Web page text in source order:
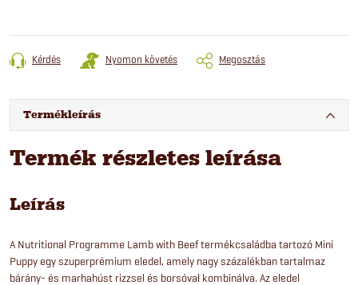
Kérdés Nyomon követés Megosztás
Termékleírás
Termék részletes leírása
Leírás
A Nutritional Programme Lamb with Beef termékcsaládba tartozó Mini
Puppy egy szuperprémium eledel, amely nagy százalékban tartalmaz
bárány- és marhahúst rizzsel és borsóval kombinálva. Az eledel